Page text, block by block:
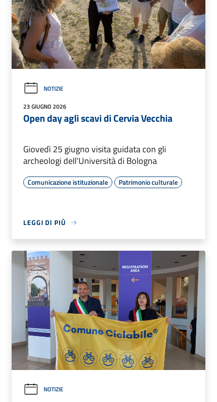
NOTIZIE
23 GIUGNO 2026
Open day agli scavi di Cervia Vecchia
Giovedì 25 giugno visita guidata con gli
archeologi dell'Università di Bologna
Comunicazione istituzionale Patrimonio culturale
LEGGI DI PIÙ
NOTIZIE